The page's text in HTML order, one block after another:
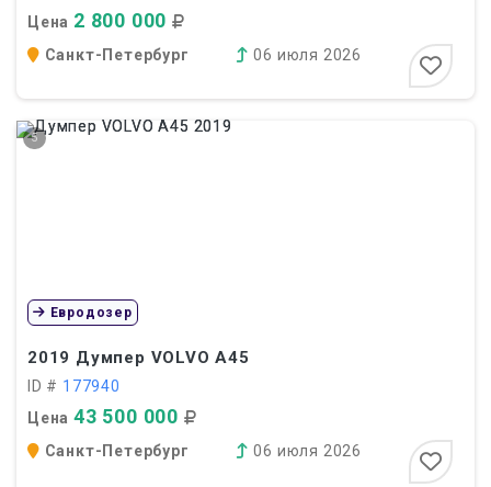
Цена 2 800 000
Санкт-Петербург 06 июля 2026
5
2019 Думпер VOLVO A45
ID # 177940
Цена 43 500 000
Евродозер
Санкт-Петербург 06 июля 2026